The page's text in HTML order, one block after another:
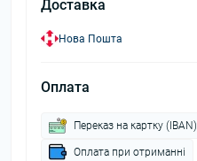
Доставка
Нова Пошта
Оплата
Переказ на картку (IBAN)
Оплата при отриманні